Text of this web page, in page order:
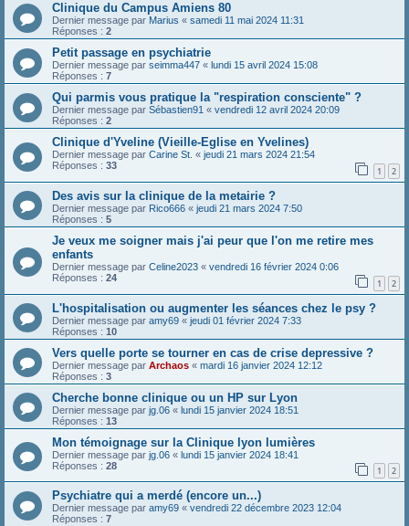
Clinique du Campus Amiens 80
Dernier message par Marius « samedi 11 mai 2024 11:31
Réponses : 2
Petit passage en psychiatrie
Dernier message par seimma447 « lundi 15 avril 2024 15:08
Réponses : 7
Qui parmis vous pratique la "respiration consciente" ?
Dernier message par Sébastien91 « vendredi 12 avril 2024 20:09
Réponses : 2
Clinique d'Yveline (Vieille-Eglise en Yvelines)
Dernier message par Carine St. « jeudi 21 mars 2024 21:54
Réponses : 33 1 2
Des avis sur la clinique de la metairie ?
Dernier message par Rico666 « jeudi 21 mars 2024 7:50
Réponses : 5
Je veux me soigner mais j'ai peur que l'on me retire mes
enfants
Dernier message par Celine2023 « vendredi 16 février 2024 0:06
Réponses : 24 1 2
L'hospitalisation ou augmenter les séances chez le psy ?
Dernier message par amy69 « jeudi 01 février 2024 7:33
Réponses : 10
Vers quelle porte se tourner en cas de crise depressive ?
Dernier message par Archaos « mardi 16 janvier 2024 12:12
Réponses : 3
Cherche bonne clinique ou un HP sur Lyon
Dernier message par jg.06 « lundi 15 janvier 2024 18:51
Réponses : 13
Mon témoignage sur la Clinique lyon lumières
Dernier message par jg.06 « lundi 15 janvier 2024 18:41
Réponses : 28 1 2
Psychiatre qui a merdé (encore un...)
Dernier message par amy69 « vendredi 22 décembre 2023 12:04
Réponses : 7